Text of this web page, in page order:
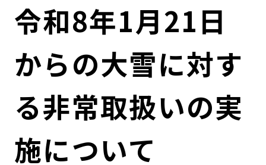
コンプライアンス
ガバナンス
コンダクト向上の取組み
ローカル共創イニシアティブ
個人投資家のみなさまへ
株式情報
財務情報・IR資料
IRニュース
担当役員メッセージ
サステナビリティマネジメント
持続可能な金融のフレームワーク
環境
令和8年1月21日
からの大雪に対す
る非常取扱いの実
施について